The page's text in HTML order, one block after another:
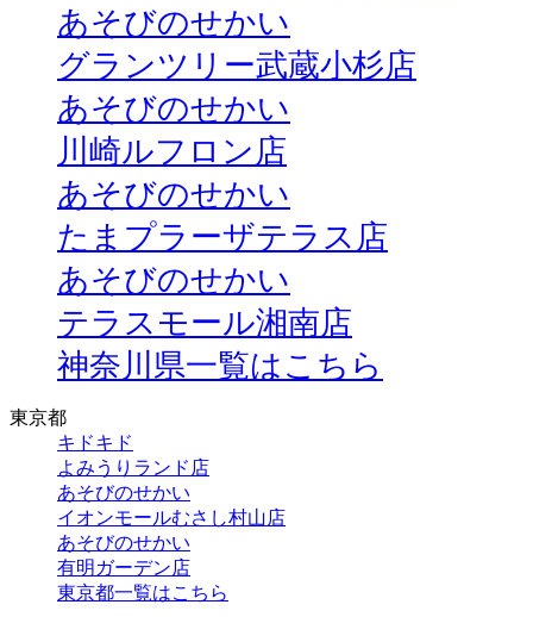
あそびのせかい
グランツリー武蔵小杉店
あそびのせかい
川崎ルフロン店
あそびのせかい
たまプラーザテラス店
あそびのせかい
テラスモール湘南店
神奈川県一覧はこちら
東京都
キドキド
よみうりランド店
あそびのせかい
イオンモールむさし村山店
あそびのせかい
有明ガーデン店
東京都一覧はこちら